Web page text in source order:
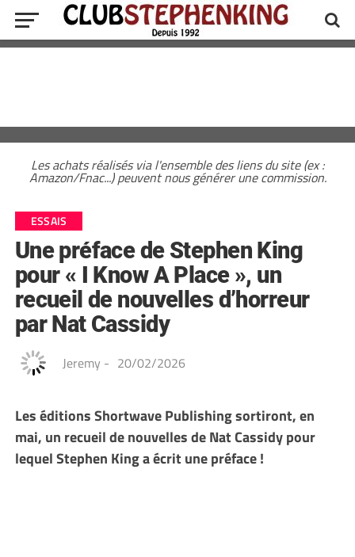
Les achats réalisés via l'ensemble des liens du site (ex :
Amazon/Fnac...) peuvent nous générer une commission.
ESSAIS
Une préface de Stephen King
pour « I Know A Place », un
recueil de nouvelles d’horreur
par Nat Cassidy
Jeremy - 20/02/2026
Les éditions Shortwave Publishing sortiront, en
mai, un recueil de nouvelles de Nat Cassidy pour
lequel Stephen King a écrit une préface !